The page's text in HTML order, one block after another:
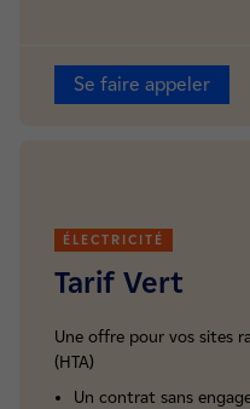
Se faire appeler
ÉLECTRICITÉ
Tarif Vert
Une offre pour vos sites
(HTA)
Un contrat sans